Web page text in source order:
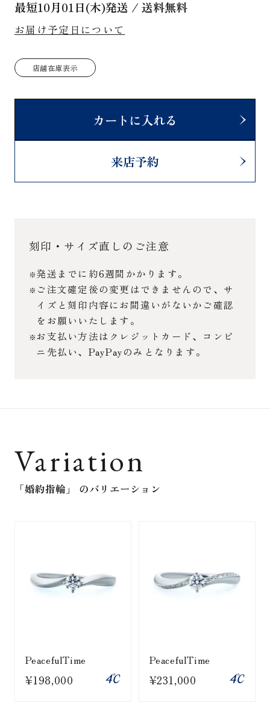
最短10月01日(木)発送 / 送料無料
お届け予定日について
店舗在庫表示
カートに入れる
来店予約
刻印・サイズ直しのご注意
発送までに約6週間かかります。
ご注文確定後の変更はできませんので、サ
イズと刻印内容にお間違いがないかご確認
をお願いいたします。
お支払い方法はクレジットカード、コンビ
ニ先払い、PayPayのみとなります。
Variation
「婚約指輪」 のバリエーション
PeacefulTime
¥198,000
PeacefulTime
¥231,000